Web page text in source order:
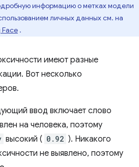
информацию о метках модели
личных данных см. на
.
имеют разные
Вот несколько
ввод включает слово
на человека, поэтому
высокий ( 0.92 ). Никакого
не выявлено, поэтому